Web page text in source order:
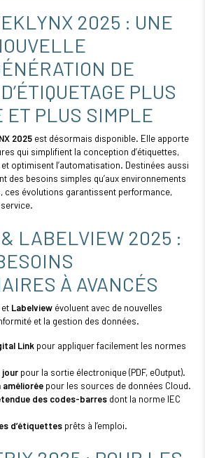
2025 : UNE
DE
PLUS
ET PLUS SIMPLE
2025 est désormais disponible. Elle apporte
qui simplifient la conception d’étiquettes,
optimisent l’automatisation. Destinées aussi
des besoins simples qu’aux environnements
ces évolutions garantissent performance,
& LABELVIEW 2025 :
À AVANCÉS
et Labelview évoluent avec de nouvelles
et la gestion des données.
Link pour appliquer facilement les normes
jour pour la sortie électronique (PDF, eOutput).
améliorée pour les sources de données Cloud.
des codes-barres dont la norme IEC
d’étiquettes prêts à l’emploi.